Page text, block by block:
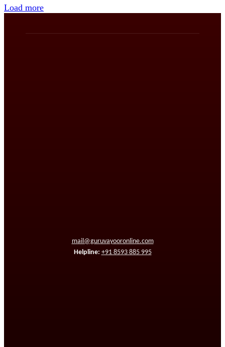
Load more
mail@guruvayooronline.com
Helpline: +91 8593 885 995